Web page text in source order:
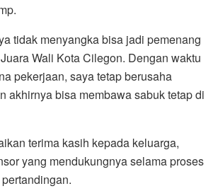
tidak menyangka bisa jadi pemenang
Wali Kota Cilegon. Dengan waktu
pekerjaan, saya tetap berusaha
akhirnya bisa membawa sabuk tetap di
terima kasih kepada keluarga,
yang mendukungnya selama proses